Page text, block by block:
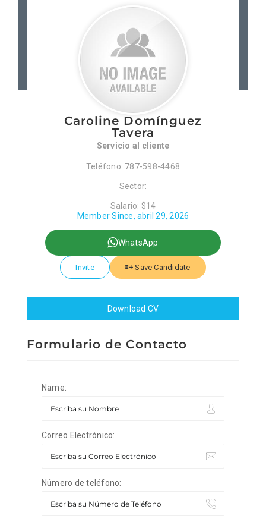
Junta Local Desarrollo
Adiestramientos
Eventos
Sobre Nosotros
Contacto
Caroline Domínguez
Tavera
Servicio al cliente
Teléfono: 787-598-4468
Sector:
Salario: $14
Member Since, abril 29, 2026
WhatsApp
Invite Save Candidate
Download CV
Formulario de Contacto
Name:
Correo Electrónico:
Número de teléfono: